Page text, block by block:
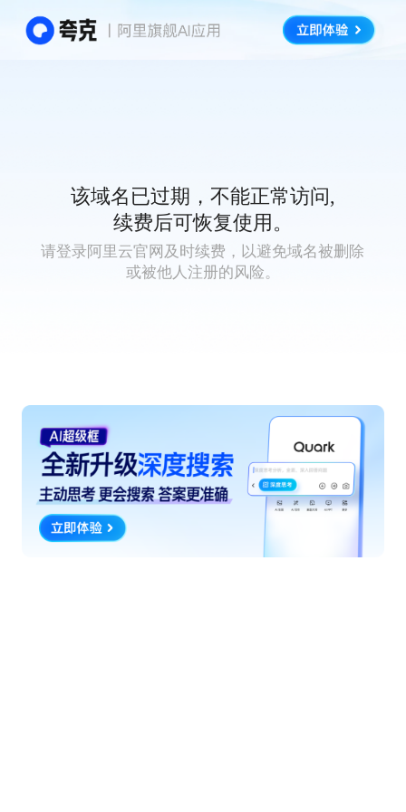
该域名已过期，不能正常访问,
续费后可恢复使用。
请登录阿里云官网及时续费，以避免域名被删除
或被他人注册的风险。